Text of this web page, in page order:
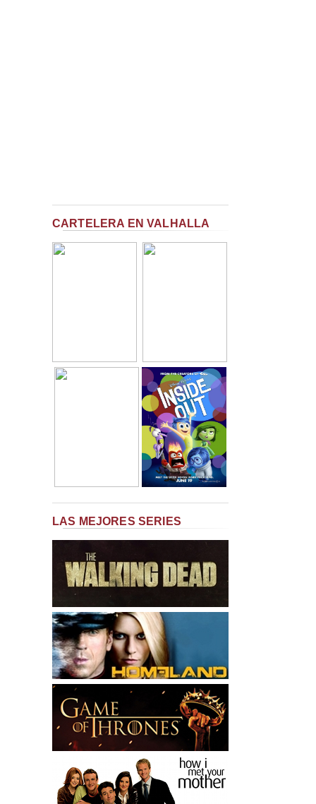
CARTELERA EN VALHALLA
LAS MEJORES SERIES